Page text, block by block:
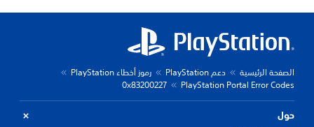
الصفحة الرئيسية دعم PlayStation
رموز أخطاء PlayStation
PlayStation Portal Error Codes
0x83200227
حول